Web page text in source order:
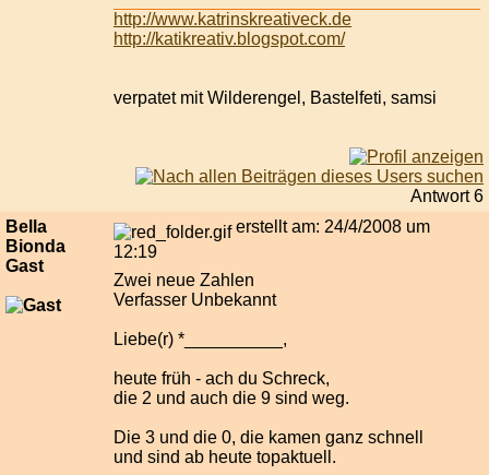
http://www.katrinskreativeck.de
http://katikreativ.blogspot.com/
verpatet mit Wilderengel, Bastelfeti, samsi
Antwort 6
Bella
Bionda
Gast
erstellt am: 24/4/2008 um
12:19
Zwei neue Zahlen
Verfasser Unbekannt
Liebe(r) *__________,
heute früh - ach du Schreck,
die 2 und auch die 9 sind weg.
Die 3 und die 0, die kamen ganz schnell
und sind ab heute topaktuell.